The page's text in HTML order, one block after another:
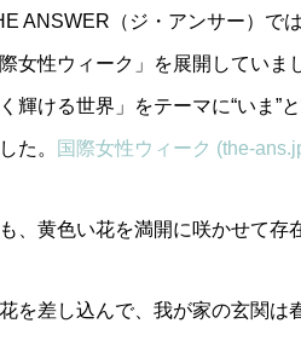
ANSWER（ジ・アンサー）で
女性ウィーク」を展開していま
輝ける世界」をテーマに“いま”
た。 国際女性ウィーク (the-
、黄色い花を満開に咲かせて存
を差し込んで、我が家の玄関は